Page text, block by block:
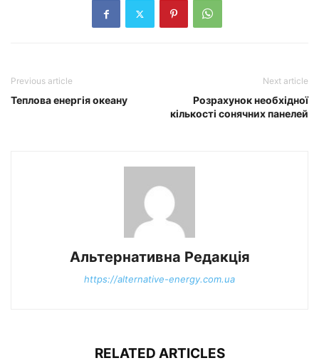
Previous article
Теплова енергія океану
Next article
Розрахунок необхідної
кількості сонячних панелей
Альтернативна Редакція
https://alternative-energy.com.ua
RELATED ARTICLES